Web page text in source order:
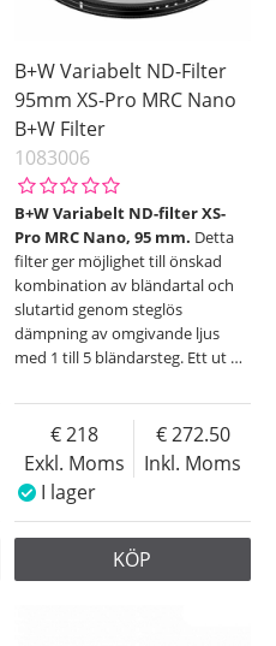
B+W Variabelt ND-Filter
95mm XS-Pro MRC Nano
B+W Filter
1083006
B+W Variabelt ND-filter XS-
Pro MRC Nano, 95 mm. Detta
filter ger möjlighet till önskad
kombination av bländartal och
slutartid genom steglös
dämpning av omgivande ljus
med 1 till 5 bländarsteg. Ett ut …
Exkl. Moms
218
Inkl. Moms
272.50
I lager
KÖP